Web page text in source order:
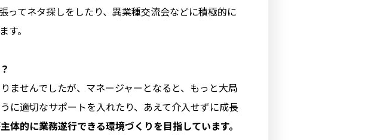
ってネタ探しをしたり、異業種交流会などに積極的に
。
ませんでしたが、マネージャーとなると、もっと大局
に適切なサポートを入れたり、あえて介入せずに成長
的に業務遂行できる環境づくりを目指しています。